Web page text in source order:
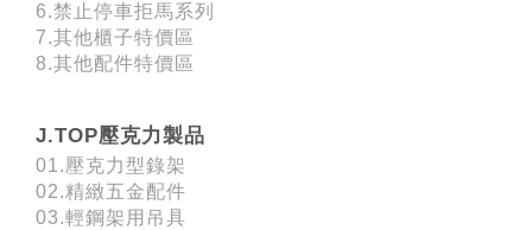
6.禁止停車拒馬系列
7.其他櫃子特價區
8.其他配件特價區
J.TOP壓克力製品
01.壓克力型錄架
02.精緻五金配件
03.輕鋼架用吊具